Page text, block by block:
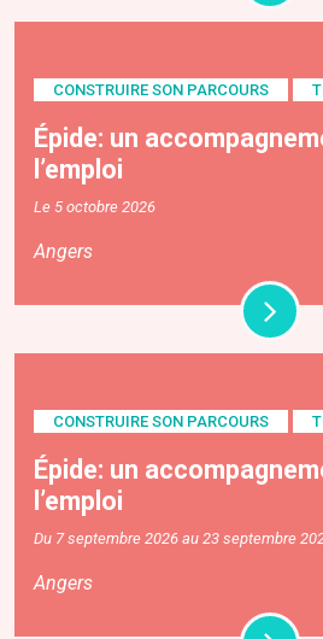
CONSTRUIRE SON PARCOURS
Épide: un
l’emploi
Le 5 octobre 2026
Angers
CONSTRUIRE SON PARCOURS
Épide: un
l’emploi
Du 7 septembre 2026 au 23 septembre
Angers